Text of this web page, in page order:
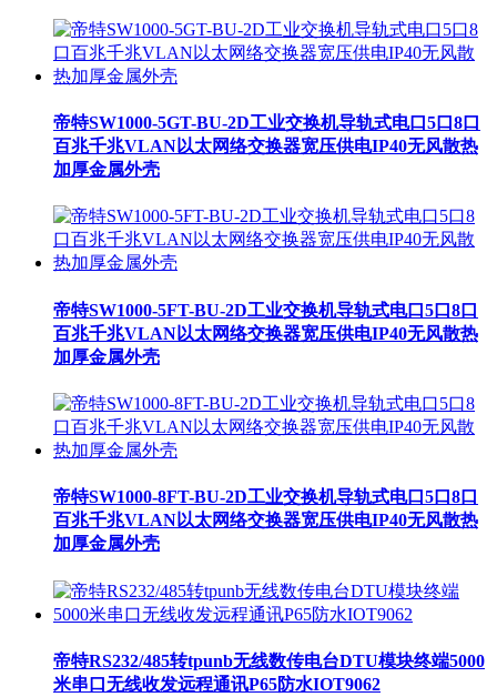
帝特SW1000-5GT-BU-2D工业交换机导轨式电口5口8口
百兆千兆VLAN以太网络交换器宽压供电IP40无风散热
加厚金属外壳
帝特SW1000-5FT-BU-2D工业交换机导轨式电口5口8口
百兆千兆VLAN以太网络交换器宽压供电IP40无风散热
加厚金属外壳
帝特SW1000-8FT-BU-2D工业交换机导轨式电口5口8口
百兆千兆VLAN以太网络交换器宽压供电IP40无风散热
加厚金属外壳
帝特RS232/485转tpunb无线数传电台DTU模块终端5000
米串口无线收发远程通讯P65防水IOT9062